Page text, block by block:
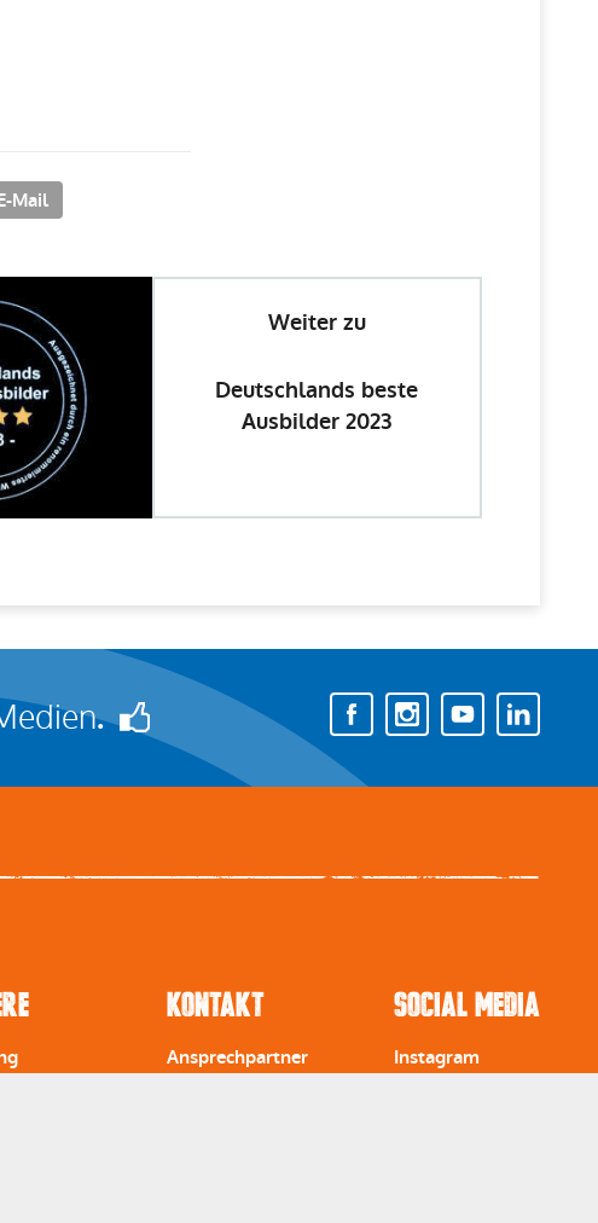
Mail
Weiter zu
Deutschlands beste
Ausbilder 2023
.
Kontakt
Ansprechpartner
Social Media
Instagram